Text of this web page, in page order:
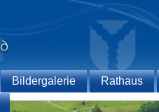
Bildergalerie Rathaus